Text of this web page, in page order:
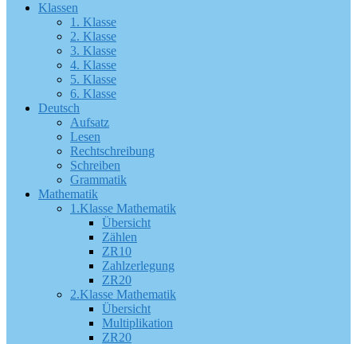
Klassen
1. Klasse
2. Klasse
3. Klasse
4. Klasse
5. Klasse
6. Klasse
Deutsch
Aufsatz
Lesen
Rechtschreibung
Schreiben
Grammatik
Mathematik
1.Klasse Mathematik
Übersicht
Zählen
ZR10
Zahlzerlegung
ZR20
2.Klasse Mathematik
Übersicht
Multiplikation
ZR20